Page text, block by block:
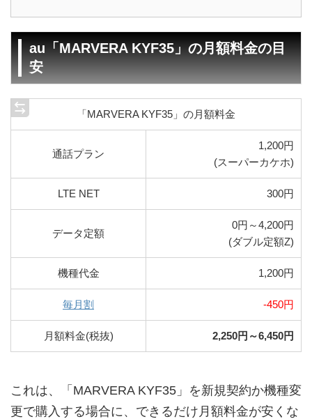
au「MARVERA KYF35」の月額料金の目
安
「MARVERA KYF35」の月額料金
通話プラン
1,200円
(スーパーカケホ)
LTE NET 300円
データ定額
0円～4,200円
(ダブル定額Z)
機種代金 1,200円
毎月割 -450円
月額料金(税抜) 2,250円～6,450円
これは、「MARVERA KYF35」を新規契約か機種変
更で購入する場合に、できるだけ月額料金が安くな